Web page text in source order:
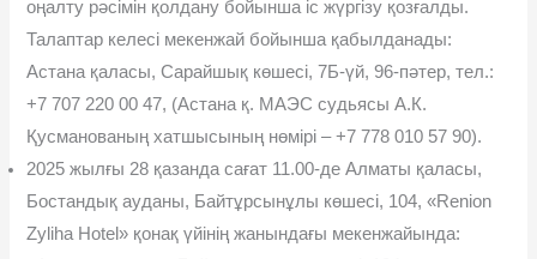
оңалту рəсімін қолдану бойынша іс жүргізу қозғалды.
Талаптар келесі мекенжай бойынша қабылдана­ды:
Астана қаласы, Сарайшық көшесі, 7Б-үй, 96-пəтер, тел.:
+7 707 220 00 47, (Астана қ. МАЭС судьясы А.К.
Қусманованың хатшысының нөмірі – +7 778 010 57 90).
2025 жылғы 28 қазанда сағат 11.00-де Алматы қаласы,
Бостан­дық ауданы, Байтұрсынұлы көшесі, 104, «Renion
Zyliha Hotel» қонақ үйінің жанындағы мекенжайында: